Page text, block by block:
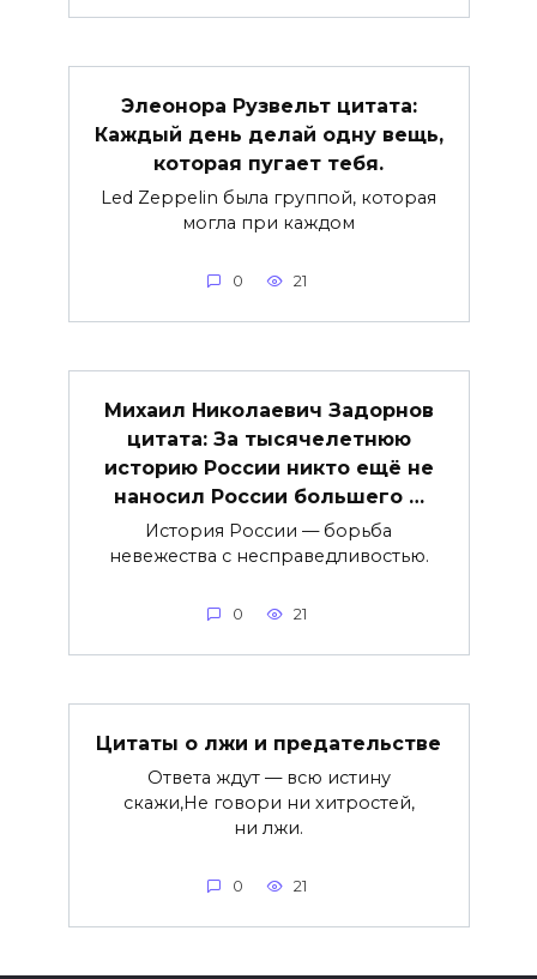
Элеонора Рузвельт цитата:
Каждый день делай одну вещь,
которая пугает тебя.
Led Zeppelin была группой, которая
могла при каждом
0 21
Михаил Николаевич Задорнов
цитата: За тысячелетнюю
историю России никто ещё не
наносил России большего …
История России — борьба
невежества с несправедливостью.
0 21
Цитаты о лжи и предательстве
Ответа ждут — всю истину
скажи,Не говори ни хитростей,
ни лжи.
0 21